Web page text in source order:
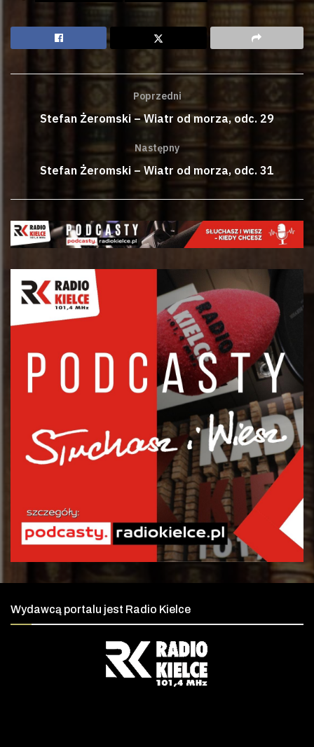
Poprzedni
Stefan Żeromski – Wiatr od morza, odc. 29
Następny
Stefan Żeromski – Wiatr od morza, odc. 31
Wydawcą portalu jest Radio Kielce